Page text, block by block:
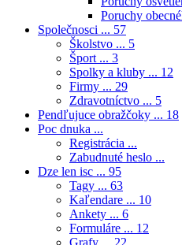
Poruchy
Společnosci ... 57
Školstvo ... 5
Šport ... 3
Spolky a kluby ... 12
Firmy ... 29
Zdravotníctvo ... 5
Pendľujuce obražčoky ... 18
Poc dnuka ...
Registrácia ...
Zabudnuté heslo ...
Dze len isc ... 95
Tagy ... 63
Kaľendare ... 10
Ankety ... 6
Formuláre ... 12
Grafy ... 22